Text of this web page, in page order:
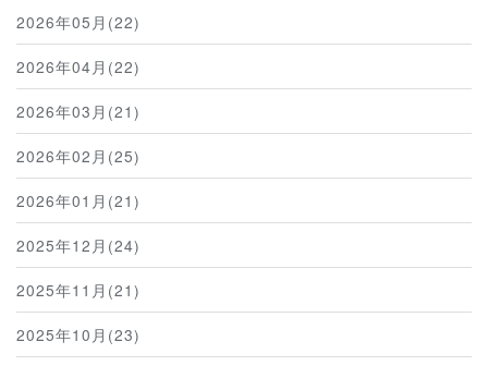
2026年05月(22)
2026年04月(22)
2026年03月(21)
2026年02月(25)
2026年01月(21)
2025年12月(24)
2025年11月(21)
2025年10月(23)